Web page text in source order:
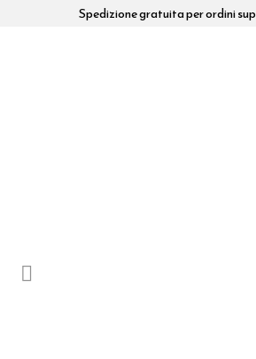
Spedizione gratuita per ordini